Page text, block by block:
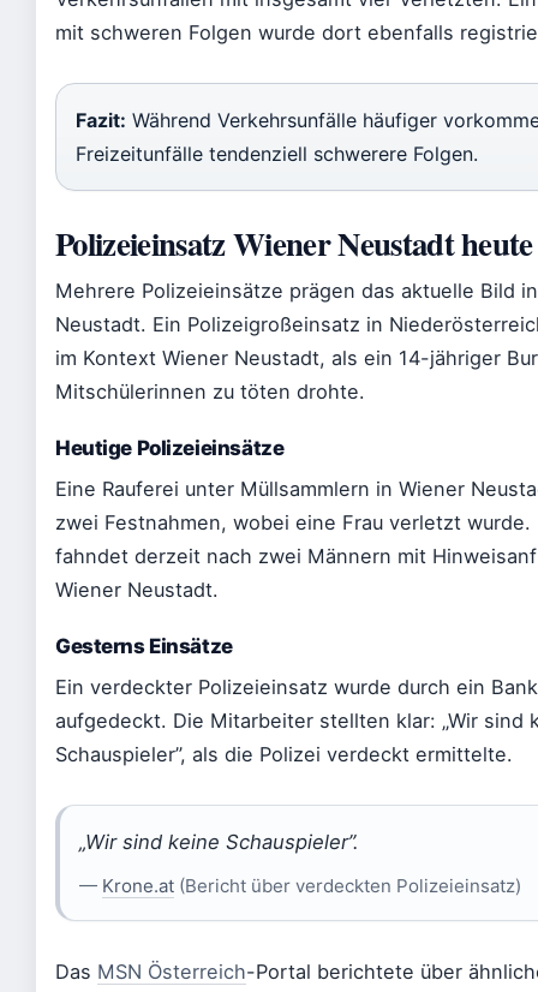
mit schweren Folgen wurde dort ebenfalls
Fazit: Während Verkehrsunfälle häufiger
Freizeitunfälle tendenziell schwerere Folgen.
Polizeieinsatz Wiener Neustadt heute
Mehrere Polizeieinsätze prägen das aktuelle Bild
Neustadt. Ein Polizeigroßeinsatz in
im Kontext Wiener Neustadt, als ein 14-jähriger
Mitschülerinnen zu töten drohte.
Heutige Polizeieinsätze
Eine Rauferei unter Müllsammlern in Wiener
zwei Festnahmen, wobei eine Frau verletzt wurde.
fahndet derzeit nach zwei Männern mit
Wiener Neustadt.
Gesterns Einsätze
Ein verdeckter Polizeieinsatz wurde durch ein
aufgedeckt. Die Mitarbeiter stellten klar: „Wir sind
Schauspieler”, als die Polizei verdeckt ermittelte.
„Wir sind keine Schauspieler”.
— Krone.at (Bericht über verdeckten Polizeieinsatz)
Das MSN Österreich-Portal berichtete über